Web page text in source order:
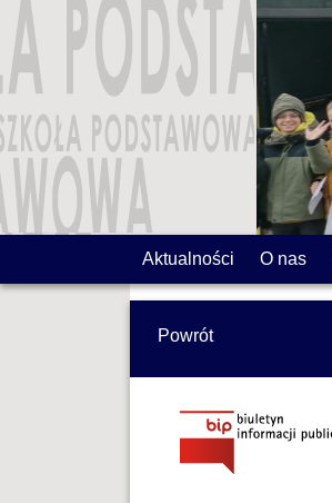
Aktualności O nas
Powrót